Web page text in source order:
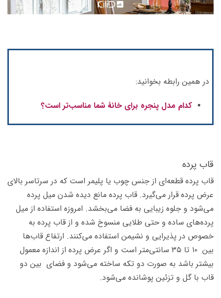
در همین رابطه بخوانید:
کدام مدل پنجره برای خانۀ شما مناسب‌تر است؟
قاب پرده
قاب پرده قطعه‌ای از جنس چوب یا پلیمر است که در سرتاسر بالای
عرض پرده قرار می‌گیرد. قاب پرده مانع دیده شدن میل پرده
می‌شود و جلوه زیبایی به فضا می‌بخشد. امروزه استفاده از میل
پرده‌های ساده و حتی طلایی منسوخ شده و از قاب پرده به
خصوص در پذیرایی و نشیمن استفاده می‌کنند. ارتفاع قاب‌ها
بین ۱۰ تا ۳۵ سانتی‌متر است و اگر عرض پرده از اندازه معمول
بیشتر باشد به صورت دو تکه ساخته می‌شود و فضای بین دو
قاب با گل و تزئین پوشانده می‌شود.